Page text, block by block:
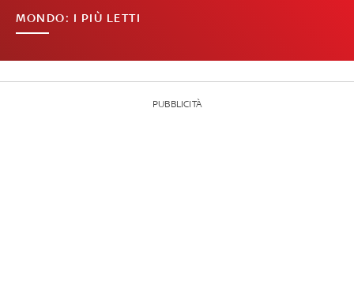
MONDO: I PIÙ LETTI
PUBBLICITÀ